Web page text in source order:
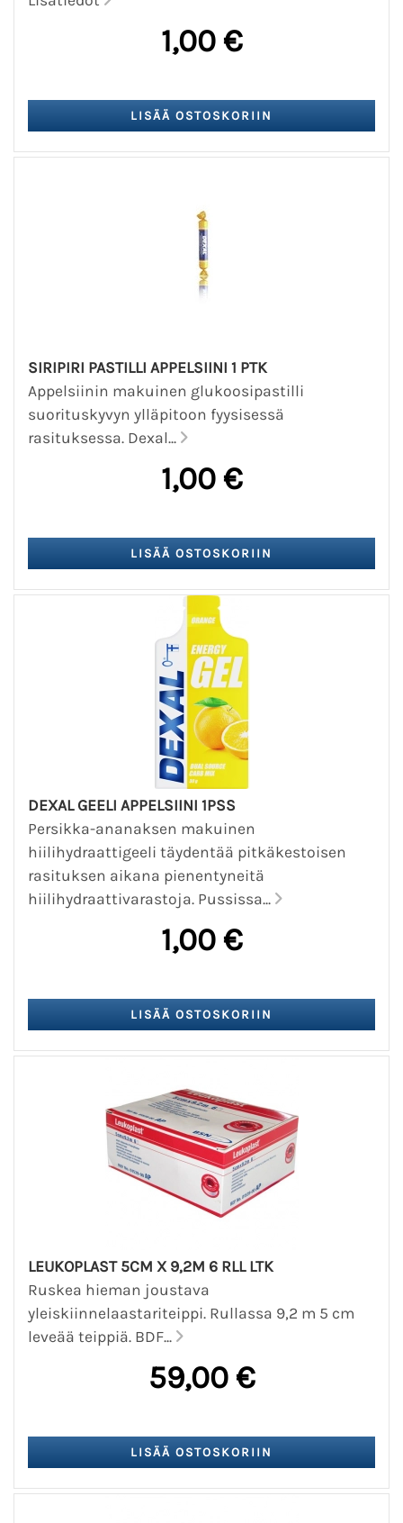
1,00 €
SIRIPIRI PASTILLI APPELSIINI 1 PTK
Appelsiinin makuinen glukoosipastilli
suorituskyvyn ylläpitoon fyysisessä
rasituksessa. Dexal...
1,00 €
DEXAL GEELI APPELSIINI 1PSS
Persikka-ananaksen makuinen
hiilihydraattigeeli täydentää pitkäkestoisen
rasituksen aikana pienentyneitä
hiilihydraattivarastoja. Pussissa...
1,00 €
LEUKOPLAST 5CM X 9,2M 6 RLL LTK
Ruskea hieman joustava
yleiskiinnelaastariteippi. Rullassa 9,2 m 5 cm
leveää teippiä. BDF...
59,00 €